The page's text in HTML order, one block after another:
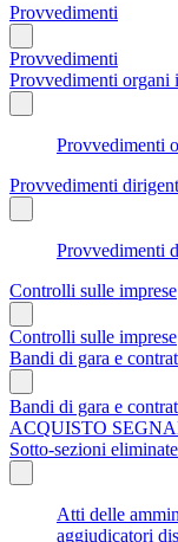
Provvedimenti
Provvedimenti
Provvedimenti
Provvedimenti
Provvedimenti
Provvedimenti
Controlli sulle imprese
Controlli sulle imprese
Bandi di gara e
Bandi di gara e
ACQUISTO
Sotto-sezioni
Atti delle
aggiudicatori